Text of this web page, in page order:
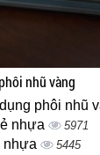
nhũ vàng
phôi nhũ
nhựa 5971
nhựa 5445